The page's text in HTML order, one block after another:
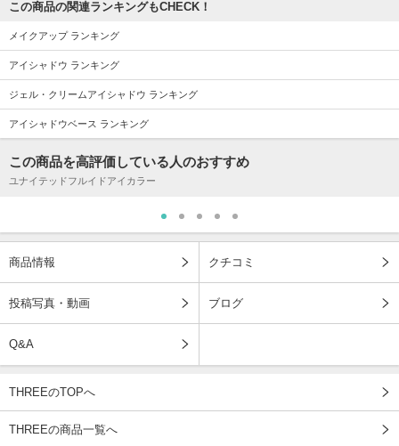
この商品の関連ランキングもCHECK！
メイクアップ ランキング
アイシャドウ ランキング
ジェル・クリームアイシャドウ ランキング
アイシャドウベース ランキング
この商品を高評価している人のおすすめ
ユナイテッドフルイドアイカラー
商品情報 クチコミ
投稿写真・動画 ブログ
Q&A
THREEのTOPへ
THREEの商品一覧へ